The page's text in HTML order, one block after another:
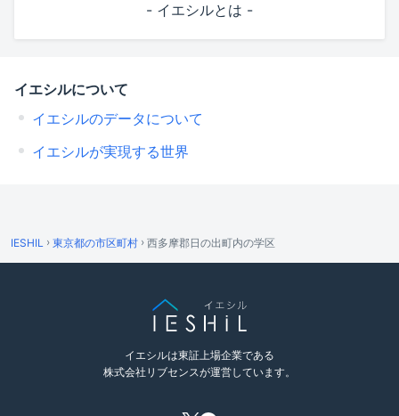
- イエシルとは -
イエシルについて
イエシルのデータについて
イエシルが実現する世界
IESHIL › 東京都の市区町村 › 西多摩郡日の出町内の学区
イエシルは東証上場企業である
株式会社リブセンスが運営しています。